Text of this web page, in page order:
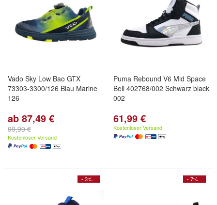
Vado Sky Low Bao GTX
73303-3300/126 Blau Marine
126
ab 87,49 €
99,99 €
Kostenloser Versand
Puma Rebound V6 Mid Space
Bell 402768/002 Schwarz black
002
61,99 €
Kostenloser Versand
- 3% - 7%